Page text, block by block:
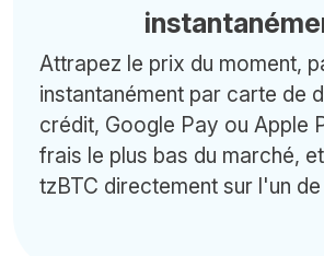
Attrapez le prix du moment,
instantanément par carte de
crédit, Google Pay ou Apple
frais le plus bas du marché,
tzBTC directement sur l'un